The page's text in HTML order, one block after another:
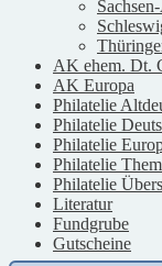
AK ehem. Dt.
AK Europa
Philatelie
Philatelie
Philatelie
Philatelie
Philatelie
Literatur
Fundgrube
Gutscheine